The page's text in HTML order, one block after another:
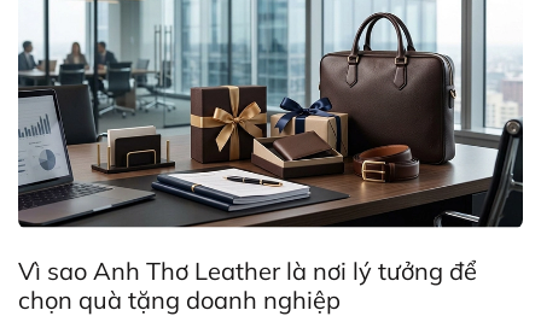
Vì sao Anh Thơ Leather là nơi lý tưởng để
chọn quà tặng doanh nghiệp